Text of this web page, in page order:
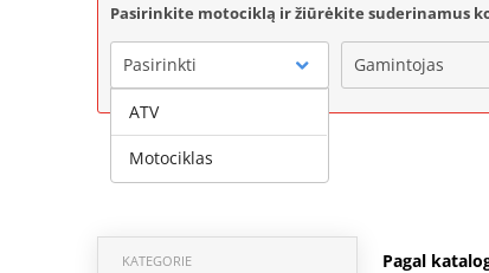
Pasirinkite motociklą ir žiūrėkite suderinamus
Pasirinkti Gamintojas
Pagal
KATEGORIE
ATV
Motociklas